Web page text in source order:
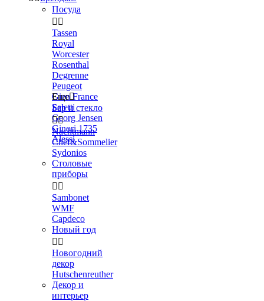
Посуда
 
Tassen
Royal
Worcester
Rosenthal
Degrenne
Peugeot
Gien France
Seletti
Georg Jensen
Ginori 1735
Alessi
Еще
Бар и стекло

Nachtmann
Chef&Sommelier
Sydonios
Столовые
приборы
 
Sambonet
WMF
Capdeco
Новый год
 
Новогодний
декор
Hutschenreuther
Декор и
интерьер